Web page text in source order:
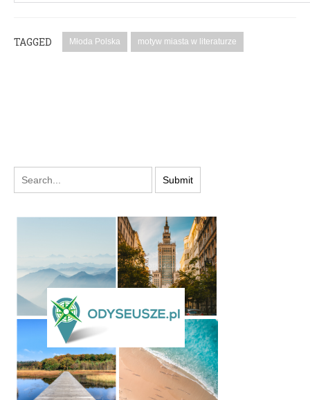
TAGGED Młoda Polska motyw miasta w literaturze